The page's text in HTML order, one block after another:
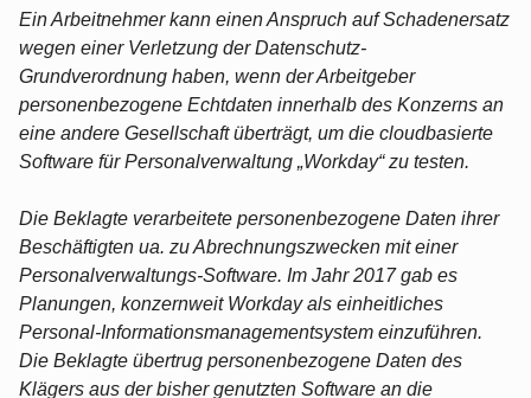
Ein Arbeitnehmer kann einen Anspruch auf Schadenersatz
wegen einer Verletzung der Datenschutz-
Grundverordnung haben, wenn der Arbeitgeber
personenbezogene Echtdaten innerhalb des Konzerns an
eine andere Gesellschaft überträgt, um die cloudbasierte
Software für Personalverwaltung „Workday“ zu testen.
Die Beklagte verarbeitete personenbezogene Daten ihrer
Beschäftigten ua. zu Abrechnungszwecken mit einer
Personalverwaltungs-Software. Im Jahr 2017 gab es
Planungen, konzernweit Workday als einheitliches
Personal-Informationsmanagementsystem einzuführen.
Die Beklagte übertrug personenbezogene Daten des
Klägers aus der bisher genutzten Software an die